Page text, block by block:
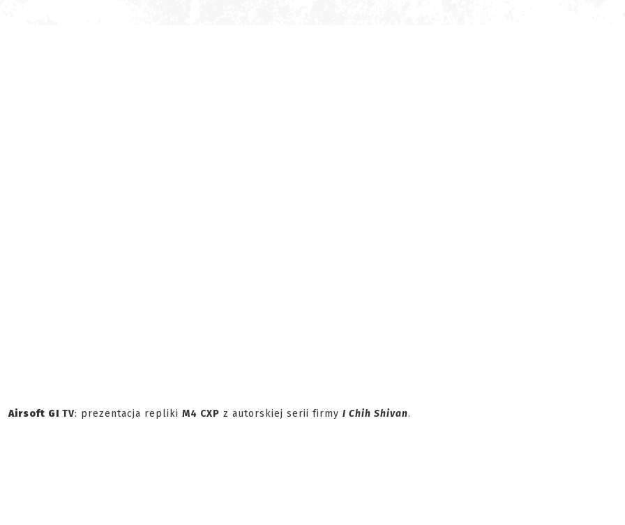
Airsoft GI TV: prezentacja repliki M4 CXP z autorskiej serii firmy I Chih Shivan.